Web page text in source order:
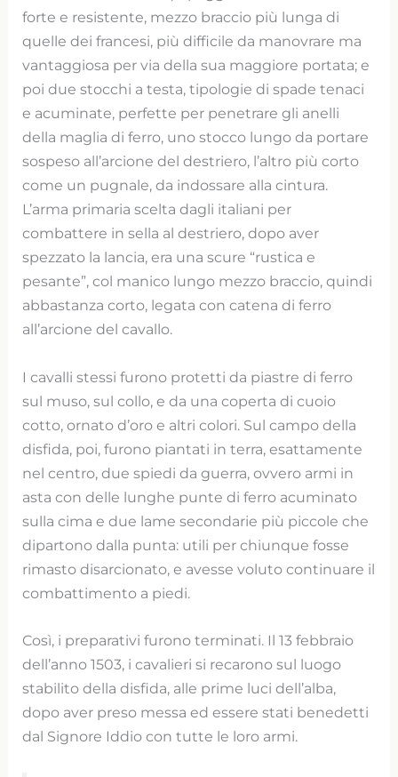
forte e resistente, mezzo braccio più lunga di
quelle dei francesi, più difficile da manovrare ma
vantaggiosa per via della sua maggiore portata; e
poi due stocchi a testa, tipologie di spade tenaci
e acuminate, perfette per penetrare gli anelli
della maglia di ferro, uno stocco lungo da portare
sospeso all’arcione del destriero, l’altro più corto
come un pugnale, da indossare alla cintura.
L’arma primaria scelta dagli italiani per
combattere in sella al destriero, dopo aver
spezzato la lancia, era una scure “rustica e
pesante”, col manico lungo mezzo braccio, quindi
abbastanza corto, legata con catena di ferro
all’arcione del cavallo.
I cavalli stessi furono protetti da piastre di ferro
sul muso, sul collo, e da una coperta di cuoio
cotto, ornato d’oro e altri colori. Sul campo della
disfida, poi, furono piantati in terra, esattamente
nel centro, due spiedi da guerra, ovvero armi in
asta con delle lunghe punte di ferro acuminato
sulla cima e due lame secondarie più piccole che
dipartono dalla punta: utili per chiunque fosse
rimasto disarcionato, e avesse voluto continuare il
combattimento a piedi.
Così, i preparativi furono terminati. Il 13 febbraio
dell’anno 1503, i cavalieri si recarono sul luogo
stabilito della disfida, alle prime luci dell’alba,
dopo aver preso messa ed essere stati benedetti
dal Signore Iddio con tutte le loro armi.